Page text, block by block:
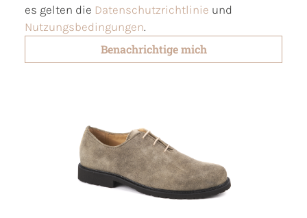
es gelten die Datenschutzrichtlinie und
Nutzungsbedingungen.
Benachrichtige mich